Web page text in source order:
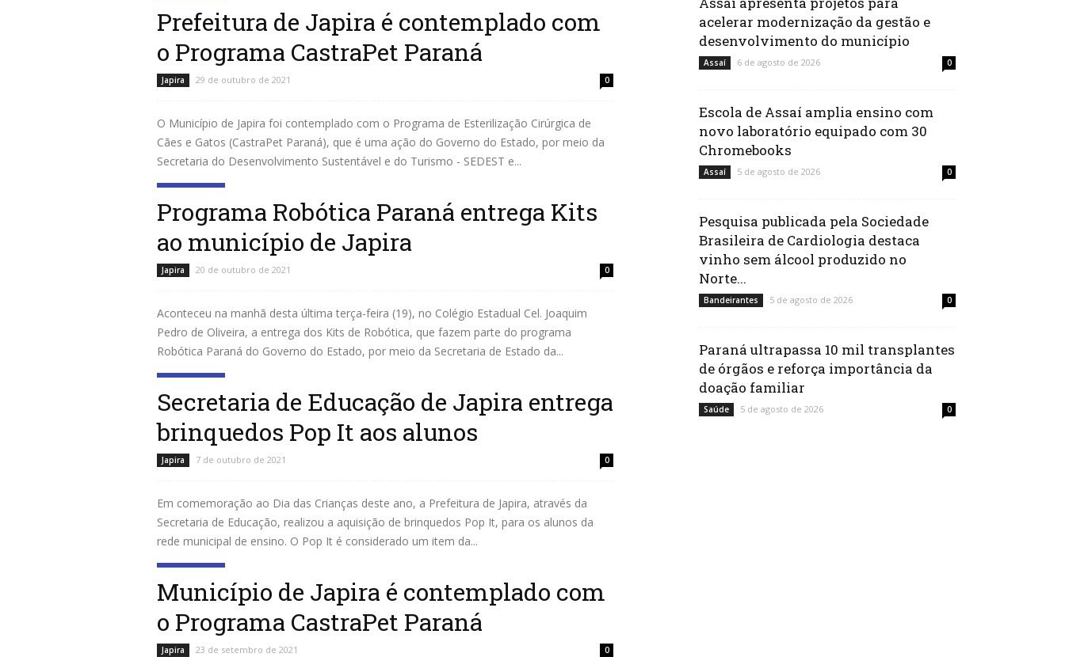
Prefeitura de Japira é contemplado com
o Programa CastraPet Paraná
Japira 29 de outubro de 2021 0
O Município de Japira foi contemplado com o Programa de Esterilização Cirúrgica de
Cães e Gatos (CastraPet Paraná), que é uma ação do Governo do Estado, por meio da
Secretaria do Desenvolvimento Sustentável e do Turismo - SEDEST e...
Programa Robótica Paraná entrega Kits
ao município de Japira
Japira 20 de outubro de 2021 0
Aconteceu na manhã desta última terça-feira (19), no Colégio Estadual Cel. Joaquim
Pedro de Oliveira, a entrega dos Kits de Robótica, que fazem parte do programa
Robótica Paraná do Governo do Estado, por meio da Secretaria de Estado da...
Secretaria de Educação de Japira entrega
brinquedos Pop It aos alunos
Japira 7 de outubro de 2021 0
Em comemoração ao Dia das Crianças deste ano, a Prefeitura de Japira, através da
Secretaria de Educação, realizou a aquisição de brinquedos Pop It, para os alunos da
rede municipal de ensino. O Pop It é considerado um item da...
Município de Japira é contemplado com
o Programa CastraPet Paraná
Japira 23 de setembro de 2021 0
acelerar modernização da gestão e
desenvolvimento do município
Assaí 6 de agosto de 2026 0
Escola de Assaí amplia ensino com
novo laboratório equipado com 30
Chromebooks
Assaí 5 de agosto de 2026 0
Pesquisa publicada pela Sociedade
Brasileira de Cardiologia destaca
vinho sem álcool produzido no
Norte...
Bandeirantes 5 de agosto de 2026 0
Paraná ultrapassa 10 mil transplantes
de órgãos e reforça importância da
doação familiar
Saúde 5 de agosto de 2026 0